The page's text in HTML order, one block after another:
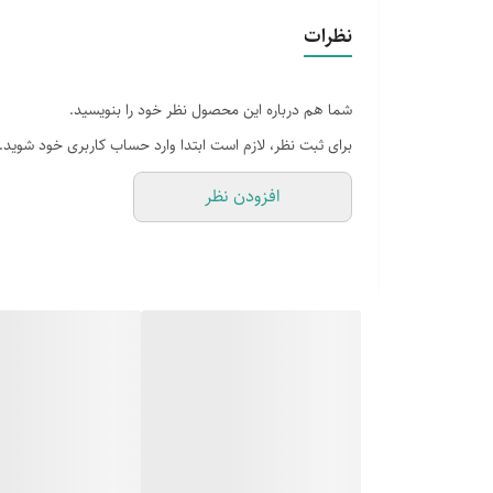
ابعاد خالص 152×57.6×53.3سانتی متر
نظرات
شما هم درباره این محصول نظر خود را بنویسید.
برای ثبت نظر، لازم است ابتدا وارد حساب کاربری خود شوید.
افزودن نظر